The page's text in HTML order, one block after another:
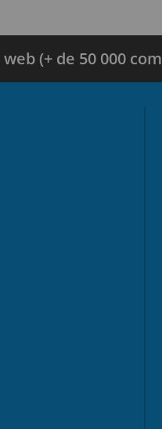
(+ de 50 000